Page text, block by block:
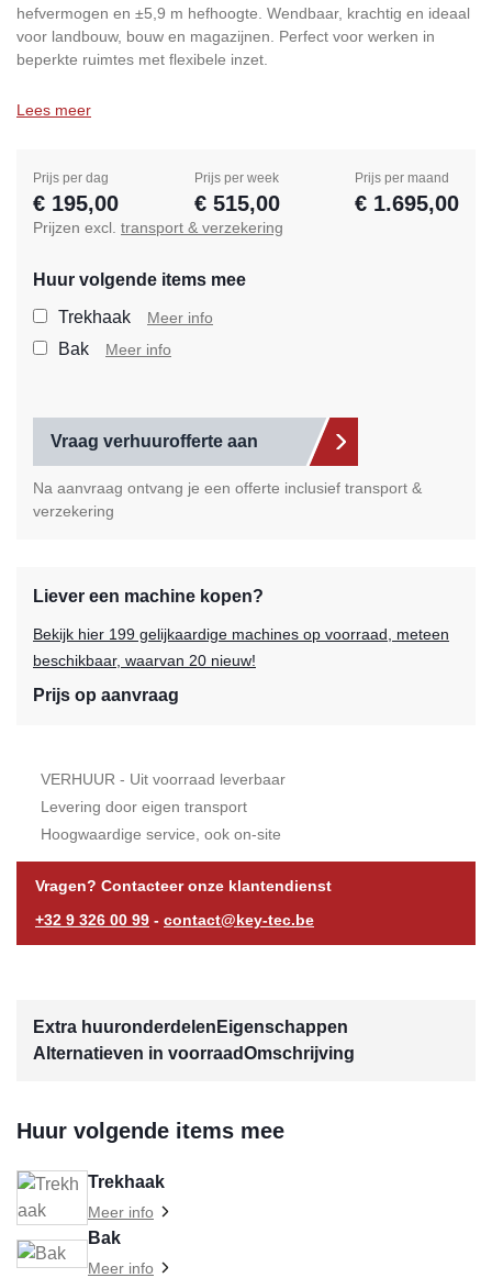
hefvermogen en ±5,9 m hefhoogte. Wendbaar, krachtig en ideaal
voor landbouw, bouw en magazijnen. Perfect voor werken in
beperkte ruimtes met flexibele inzet.
Lees meer
Prijs per dag
€ 195,00
Prijs per week
€ 515,00
Prijs per maand
€ 1.695,00
Prijzen excl. transport & verzekering
Huur volgende items mee
Trekhaak Meer info
Bak Meer info
Vraag verhuurofferte aan
Na aanvraag ontvang je een offerte inclusief transport &
verzekering
Liever een machine kopen?
Bekijk hier 199 gelijkaardige machines op voorraad, meteen
beschikbaar, waarvan 20 nieuw!
Prijs op aanvraag
VERHUUR - Uit voorraad leverbaar
Levering door eigen transport
Hoogwaardige service, ook on-site
Vragen? Contacteer onze klantendienst
+32 9 326 00 99 - contact@key-tec.be
Extra huuronderdelen Eigenschappen
Alternatieven in voorraadOmschrijving
Huur volgende items mee
Trekhaak
Meer info
Bak
Meer info